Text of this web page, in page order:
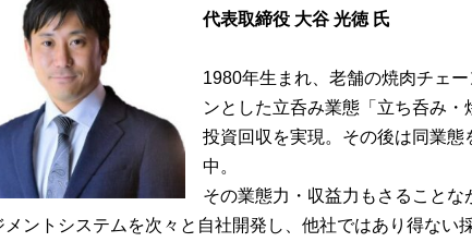
代表取締役 大谷 光徳 氏
1980年生まれ、老舗の焼肉チェ
ンとした立呑み業態「立ち呑み
投資回収を実現。その後は同業
中。
その業態力・収益力もさること
メントシステムを次々と自社開発し、他社ではあり得な